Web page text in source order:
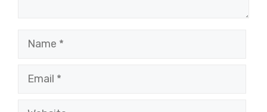
Name
Email
Website